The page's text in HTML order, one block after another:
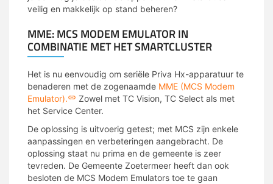
veilig en makkelijk op stand beheren?
MME: MCS MODEM EMULATOR IN
COMBINATIE MET HET SMARTCLUSTER
Het is nu eenvoudig om seriële Priva Hx-apparatuur te
benaderen met de zogenaamde MME (MCS Modem
Emulator).
Zowel met TC Vision, TC Select als met
het Service Center.
De oplossing is uitvoerig getest; met MCS zijn enkele
aanpassingen en verbeteringen aangebracht. De
oplossing staat nu prima en de gemeente is zeer
tevreden. De Gemeente Zoetermeer heeft dan ook
besloten de MCS Modem Emulators toe te gaan